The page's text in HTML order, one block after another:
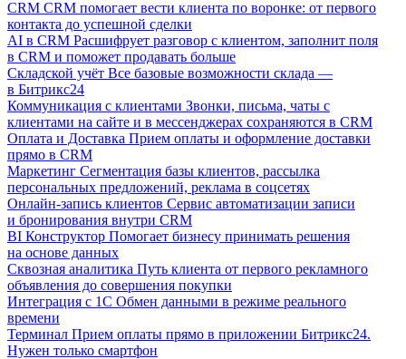
CRM CRM помогает вести клиента по воронке: от первого
контакта до успешной сделки
AI в CRM Расшифрует разговор с клиентом, заполнит поля
в CRM и поможет продавать больше
Складской учёт Все базовые возможности склада —
в Битрикс24
Коммуникация с клиентами Звонки, письма, чаты с
клиентами на сайте и в мессенджерах сохраняются в CRM
Оплата и Доставка Прием оплаты и оформление доставки
прямо в CRM
Маркетинг Сегментация базы клиентов, рассылка
персональных предложений, реклама в соцсетях
Онлайн-запись клиентов Сервис автоматизации записи
и бронирования внутри CRM
BI Конструктор Помогает бизнесу принимать решения
на основе данных
Сквозная аналитика Путь клиента от первого рекламного
объявления до совершения покупки
Интеграция с 1С Обмен данными в режиме реального
времени
Терминал Прием оплаты прямо в приложении Битрикс24.
Нужен только смартфон